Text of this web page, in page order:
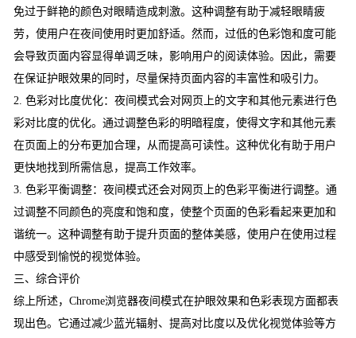
免过于鲜艳的颜色对眼睛造成刺激。这种调整有助于减轻眼睛疲
劳，使用户在夜间使用时更加舒适。然而，过低的色彩饱和度可能
会导致页面内容显得单调乏味，影响用户的阅读体验。因此，需要
在保证护眼效果的同时，尽量保持页面内容的丰富性和吸引力。
2. 色彩对比度优化：夜间模式会对网页上的文字和其他元素进行色
彩对比度的优化。通过调整色彩的明暗程度，使得文字和其他元素
在页面上的分布更加合理，从而提高可读性。这种优化有助于用户
更快地找到所需信息，提高工作效率。
3. 色彩平衡调整：夜间模式还会对网页上的色彩平衡进行调整。通
过调整不同颜色的亮度和饱和度，使整个页面的色彩看起来更加和
谐统一。这种调整有助于提升页面的整体美感，使用户在使用过程
中感受到愉悦的视觉体验。
三、综合评价
综上所述，Chrome浏览器夜间模式在护眼效果和色彩表现方面都表
现出色。它通过减少蓝光辐射、提高对比度以及优化视觉体验等方